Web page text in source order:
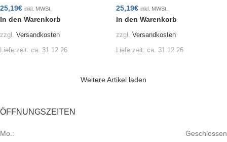
25,19€ inkl. MWSt.
In den Warenkorb
zzgl. Versandkosten
Lieferzeit: ca. 31.12.26
25,19€ inkl. MWSt.
In den Warenkorb
zzgl. Versandkosten
Lieferzeit: ca. 31.12.26
Weitere Artikel laden
ÖFFNUNGSZEITEN
Mo.: Geschlossen